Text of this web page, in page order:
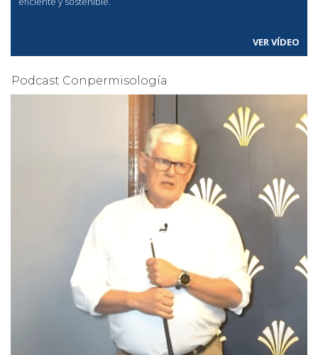
VER VÍDEO
Podcast Conpermisología